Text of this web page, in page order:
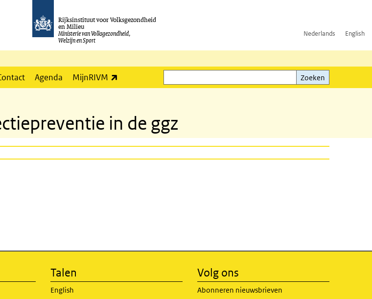
Rijksinstituut voor Volksgezondheid
en Milieu
Ministerie van Volksgezondheid,
Welzijn en Sport
Nederlands English
Agenda MijnRIVM
Zoeken
Zoeken
in de ggz
Talen
English
Volg ons
Abonneren nieuwsbrieven